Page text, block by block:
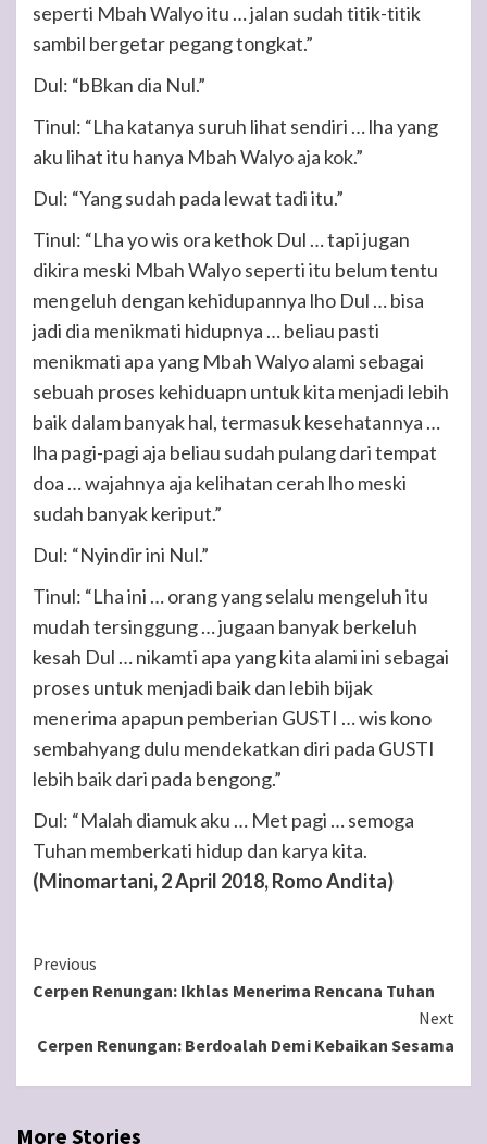
seperti Mbah Walyo itu … jalan sudah titik-titik
sambil bergetar pegang tongkat.”
Dul: “bBkan dia Nul.”
Tinul: “Lha katanya suruh lihat sendiri … lha yang
aku lihat itu hanya Mbah Walyo aja kok.”
Dul: “Yang sudah pada lewat tadi itu.”
Tinul: “Lha yo wis ora kethok Dul … tapi jugan
dikira meski Mbah Walyo seperti itu belum tentu
mengeluh dengan kehidupannya lho Dul … bisa
jadi dia menikmati hidupnya … beliau pasti
menikmati apa yang Mbah Walyo alami sebagai
sebuah proses kehiduapn untuk kita menjadi lebih
baik dalam banyak hal, termasuk kesehatannya …
lha pagi-pagi aja beliau sudah pulang dari tempat
doa … wajahnya aja kelihatan cerah lho meski
sudah banyak keriput.”
Dul: “Nyindir ini Nul.”
Tinul: “Lha ini … orang yang selalu mengeluh itu
mudah tersinggung … jugaan banyak berkeluh
kesah Dul … nikamti apa yang kita alami ini sebagai
proses untuk menjadi baik dan lebih bijak
menerima apapun pemberian GUSTI … wis kono
sembahyang dulu mendekatkan diri pada GUSTI
lebih baik dari pada bengong.”
Dul: “Malah diamuk aku … Met pagi … semoga
Tuhan memberkati hidup dan karya kita.
(Minomartani, 2 April 2018, Romo Andita)
Continue
Reading
Previous
Cerpen Renungan: Ikhlas Menerima Rencana Tuhan
Next
Cerpen Renungan: Berdoalah Demi Kebaikan Sesama
More Stories